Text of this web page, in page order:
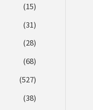
(15)
(31)
(28)
(68)
(527)
(38)